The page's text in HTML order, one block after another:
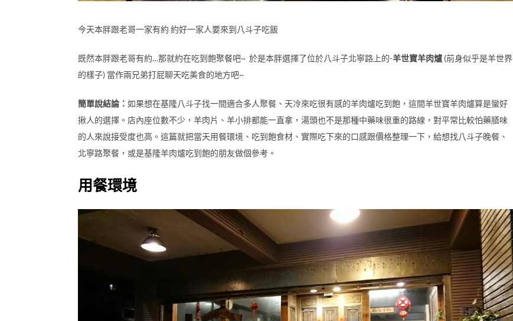
今天本胖跟老哥一家有約 約好一家人要來到八斗子吃飯
既然本胖跟老哥有約…那就約在吃到飽聚餐吧~ 於是本胖選擇了位於八斗子北寧路上的-羊世寶羊肉爐 (前身似乎是羊世界
的樣子) 當作兩兄弟打屁聊天吃美食的地方吧~
簡單說結論： 如果想在基隆八斗子找一間適合多人聚餐、天冷來吃很有感的羊肉爐吃到飽，這間羊世寶羊肉爐算是蠻好
揪人的選擇。店內座位數不少，羊肉片、羊小排都能一直拿，湯頭也不是那種中藥味很重的路線，對平常比較怕藥膳味
的人來說接受度也高。這篇就把當天用餐環境、吃到飽食材、實際吃下來的口感跟價格整理一下，給想找八斗子晚餐、
北寧路聚餐，或是基隆羊肉爐吃到飽的朋友做個參考。
用餐環境